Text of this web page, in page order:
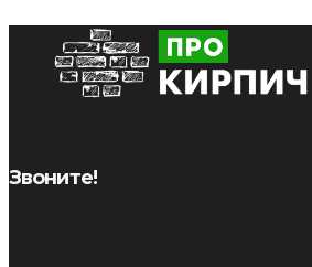
Звоните!